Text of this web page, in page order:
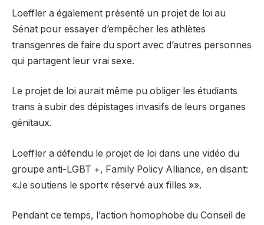
Loeffler a également présenté un projet de loi au
Sénat pour essayer d’empêcher les athlètes
transgenres de faire du sport avec d’autres personnes
qui partagent leur vrai sexe.
Le projet de loi aurait même pu obliger les étudiants
trans à subir des dépistages invasifs de leurs organes
génitaux.
Loeffler a défendu le projet de loi dans une vidéo du
groupe anti-LGBT +, Family Policy Alliance, en disant:
«Je soutiens le sport« réservé aux filles »».
Pendant ce temps, l’action homophobe du Conseil de